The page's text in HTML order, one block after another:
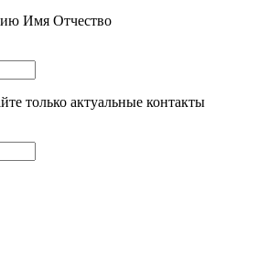
Имя Отчество
только актуальные контакты